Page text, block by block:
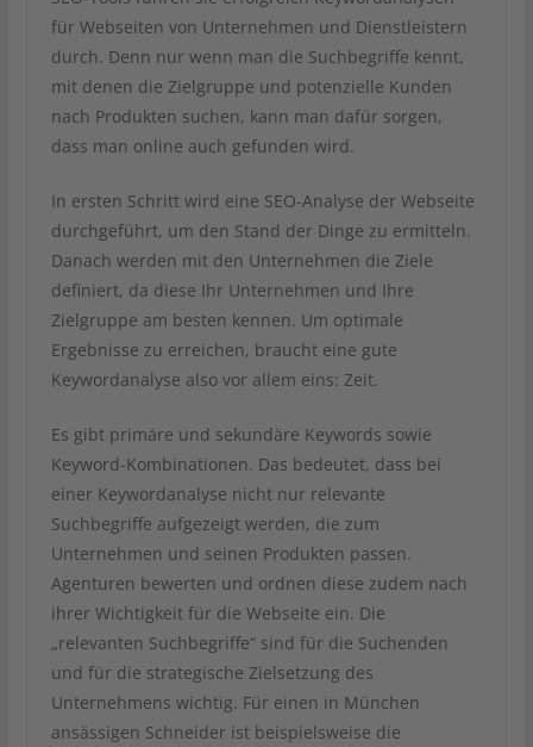
für Webseiten von Unternehmen und Dienstleistern
durch. Denn nur wenn man die Suchbegriffe kennt,
mit denen die Zielgruppe und potenzielle Kunden
nach Produkten suchen, kann man dafür sorgen,
dass man online auch gefunden wird.
In ersten Schritt wird eine SEO-Analyse der Webseite
durchgeführt, um den Stand der Dinge zu ermitteln.
Danach werden mit den Unternehmen die Ziele
definiert, da diese Ihr Unternehmen und Ihre
Zielgruppe am besten kennen. Um optimale
Ergebnisse zu erreichen, braucht eine gute
Keywordanalyse also vor allem eins: Zeit.
Es gibt primäre und sekundäre Keywords sowie
Keyword-Kombinationen. Das bedeutet, dass bei
einer Keywordanalyse nicht nur relevante
Suchbegriffe aufgezeigt werden, die zum
Unternehmen und seinen Produkten passen.
Agenturen bewerten und ordnen diese zudem nach
ihrer Wichtigkeit für die Webseite ein. Die
„relevanten Suchbegriffe“ sind für die Suchenden
und für die strategische Zielsetzung des
Unternehmens wichtig. Für einen in München
ansässigen Schneider ist beispielsweise die